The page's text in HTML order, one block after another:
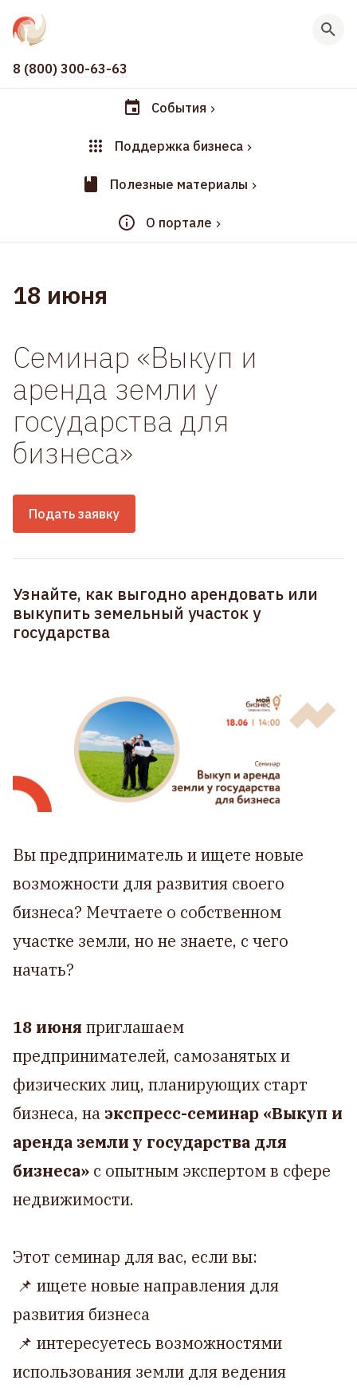
8 (800) 300-63-63
События
Поддержка бизнеса
Полезные материалы
О портале
18 июня
Семинар «Выкуп и
аренда земли у
государства для
бизнеса»
Подать заявку
Узнайте, как выгодно арендовать или
выкупить земельный участок у
государства
Вы предприниматель и ищете новые
возможности для развития своего
бизнеса? Мечтаете о собственном
участке земли, но не знаете, с чего
начать?
18 июня приглашаем
предпринимателей, самозанятых и
физических лиц, планирующих старт
бизнеса, на экспресс-семинар «Выкуп и
аренда земли у государства для
бизнеса» с опытным экспертом в сфере
недвижимости.
Этот семинар для вас, если вы:
📌 ищете новые направления для
развития бизнеса
📌 интересуетесь возможностями
использования земли для ведения